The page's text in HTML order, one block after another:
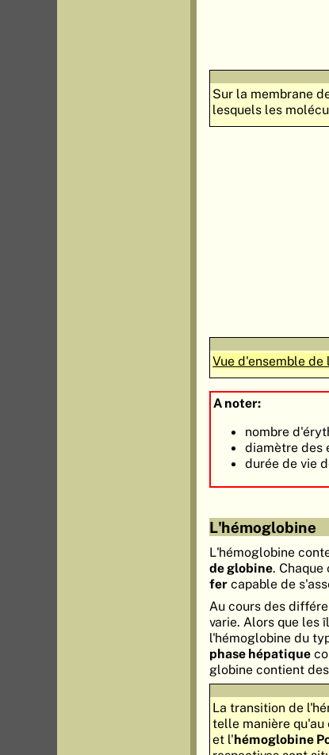
Sur la membrane
lesquels les
Vue d'ensemble
A noter:
nombre
diamètre des
durée de vie
L'hémoglobine
L'hémoglobine
de globine. Chaque
fer capable de
Au cours des
varie. Alors que les
l'hémoglobine du
phase hépatique
globine contient
La transition de
telle manière qu'au
et l'hémoglobine